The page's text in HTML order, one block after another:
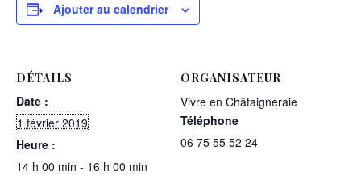
Ajouter au calendrier
DÉTAILS
Date :
1 février 2019
Heure :
14 h 00 min - 16 h 00 min
ORGANISATEUR
Vivre en Châtaigneraie
Téléphone
06 75 55 52 24